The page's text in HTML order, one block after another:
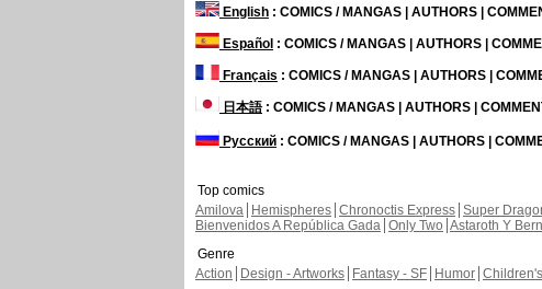
English : COMICS / MANGAS | AUTHORS |
Español : COMICS / MANGAS | AUTHORS |
Français : COMICS / MANGAS | AUTHORS |
日本語: COMICS / MANGAS | AUTHORS |
Русский : COMICS / MANGAS | AUTHORS |
Top comics
Amilova
Hemispheres Chronoctis Express Super
Bienvenidos A República Gada Only Two Astaroth Y
Genre
Action
Design - Artworks Fantasy - SF Humor